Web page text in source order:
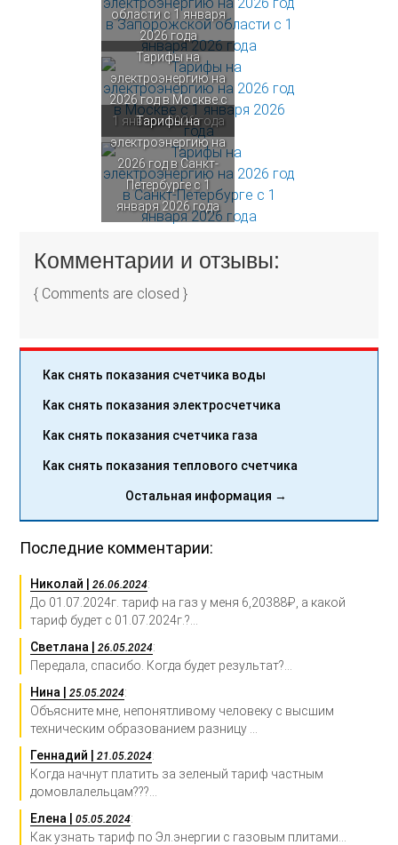
области с 1 января
2026 года
Тарифы на
электроэнергию на
2026 год в Москве с
1 января 2026 года
Тарифы на
электроэнергию на
2026 год в Санкт-
Петербурге с 1
января 2026 года
Комментарии и отзывы:
{ Comments are closed }
Как снять показания счетчика воды
Как снять показания электросчетчика
Как снять показания счетчика газа
Как снять показания теплового счетчика
Остальная информация →
Последние комментарии:
Николай |26.06.2024:
До 01.07.2024г. тариф на газ у меня 6,20388₽, а какой
тариф будет с 01.07.2024г.?...
Светлана |26.05.2024:
Передала, спасибо. Когда будет результат?...
Нина |25.05.2024:
Объясните мне, непонятливому человеку с высшим
техническим образованием разницу ...
Геннадий |21.05.2024:
Когда начнут платить за зеленый тариф частным
домовлалельцам???...
Елена |05.05.2024:
Как узнать тариф по Эл.энергии с газовым плитами...